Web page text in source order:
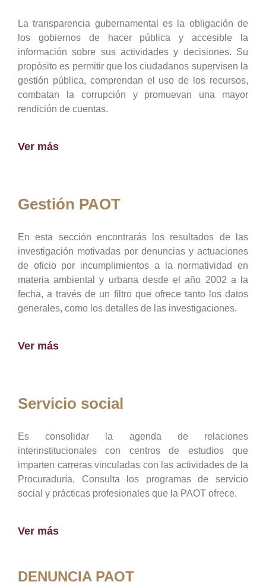
La transparencia gubernamental es la obligación de
los gobiernos de hacer pública y accesible la
información sobre sus actividades y decisiones. Su
propósito es permitir que los ciudadanos supervisen la
gestión pública, comprendan el uso de los recursos,
combatan la corrupción y promuevan una mayor
rendición de cuentas.
Ver más
Gestión PAOT
En esta sección encontrarás los resultados de las
investigación motivadas por denuncias y actuaciones
de oficio por incumplimientos a la normatividad en
materia ambiental y urbana desde el año 2002 a la
fecha, a través de un filtro que ofrece tanto los datos
generales, como los detalles de las investigaciones.
Ver más
Servicio social
Es consolidar la agenda de relaciones
interinstitucionales con centros de estudios que
imparten carreras vinculadas con las actividades de la
Procuraduría, Consulta los programas de servicio
social y prácticas profesionales que la PAOT ofrece.
Ver más
DENUNCIA PAOT